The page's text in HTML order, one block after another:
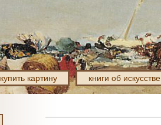
купить картину книги об искусстве